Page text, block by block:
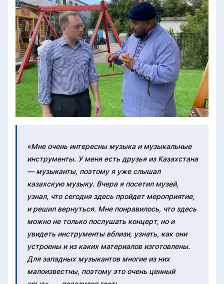
«Мне очень интересны музыка и музыкальные
инструменты. У меня есть друзья из Казахстана
— музыканты, поэтому я уже слышал
казахскую музыку. Вчера я посетил музей,
узнал, что сегодня здесь пройдет мероприятие,
и решил вернуться. Мне понравилось, что здесь
можно не только послушать концерт, но и
увидеть инструменты вблизи, узнать, как они
устроены и из каких материалов изготовлены.
Для западных музыкантов многие из них
малоизвестны, поэтому это очень ценный